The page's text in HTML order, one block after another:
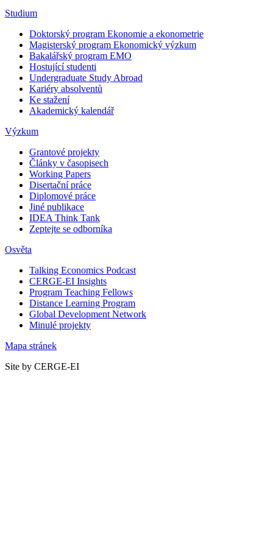
Studium
Doktorský program Ekonomie a ekonometrie
Magisterský program Ekonomický výzkum
Bakalářský program EMO
Hostující studenti
Undergraduate Study Abroad
Kariéry absolventů
Ke stažení
Akademický kalendář
Výzkum
Grantové projekty
Články v časopisech
Working Papers
Disertační práce
Diplomové práce
Jiné publikace
IDEA Think Tank
Zeptejte se odborníka
Osvěta
Talking Economics Podcast
CERGE-EI Insights
Program Teaching Fellows
Distance Learning Program
Global Development Network
Minulé projekty
Mapa stránek
Site by CERGE-EI